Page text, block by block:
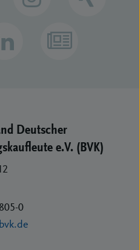
Deutscher
e.V. (BVK)
0